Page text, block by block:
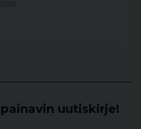
uutiskirje!